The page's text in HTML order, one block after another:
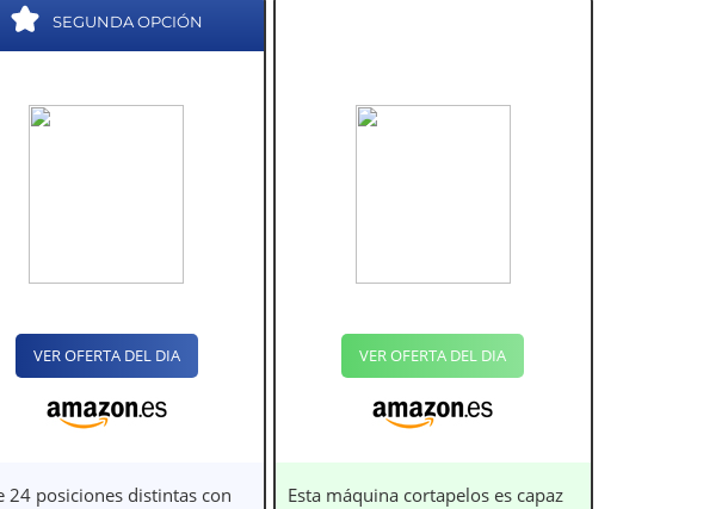
SEGUNDA OPCIÓN
VER OFERTA DEL DIA
24 posiciones distintas con
VER OFERTA DEL DIA
Esta máquina cortapelos es capaz